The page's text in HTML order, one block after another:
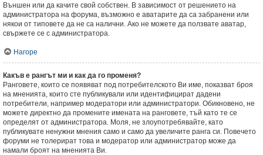
Външен или да качите свой собствен. В зависимост от решението на
администратора на форума, възможно е аватарите да са забранени или
някои от типовете да не са налични. Ако не можете да ползвате аватар,
свържете се с администратора.
Нагоре
Какъв е рангът ми и как да го променя?
Ранговете, които се появяват под потребителското Ви име, показват броя
на мненията, които сте публикували или идентифицират дадени
потребители, например модератори или администратори. Обикновено, не
можете директно да промените имената на ранговете, тъй като те се
определят от администратора. Моля, не злоупотребявайте, като
публикувате ненужни мнения само и само да увеличите ранга си. Повечето
форуми не толерират това и модератор или администратор може да
намали броят на мненията Ви.